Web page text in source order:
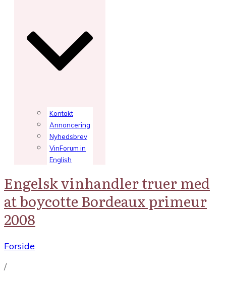
Kontakt
Annoncering
Nyhedsbrev
VinForum in
English
Engelsk vinhandler truer med
at boycotte Bordeaux primeur
2008
Forside
/